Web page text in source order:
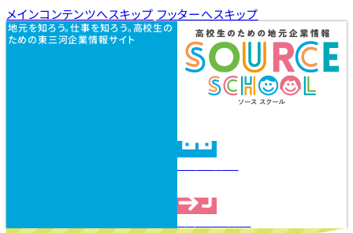
メインコンテンツへスキップ フッターへスキップ
地元を知ろう。仕事を知ろう。高校生の
ための東三河企業情報サイト